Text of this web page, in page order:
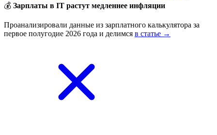
💰 Зарплаты в IT растут медленнее инфляции
Проанализировали данные из зарплатного калькулятора за
первое полугодие 2026 года и делимся в статье →